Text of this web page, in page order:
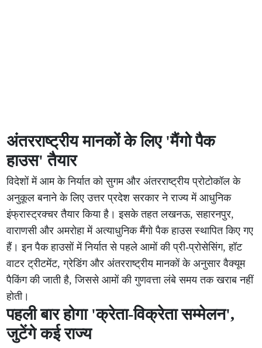
अंतरराष्ट्रीय मानकों के लिए 'मैंगो पैक
हाउस' तैयार
विदेशों में आम के निर्यात को सुगम और अंतरराष्ट्रीय प्रोटोकॉल के
अनुकूल बनाने के लिए उत्तर प्रदेश सरकार ने राज्य में आधुनिक
इंफ्रास्ट्रक्चर तैयार किया है। इसके तहत लखनऊ, सहारनपुर,
वाराणसी और अमरोहा में अत्याधुनिक मैंगो पैक हाउस स्थापित किए गए
हैं। इन पैक हाउसों में निर्यात से पहले आमों की प्री-प्रोसेसिंग, हॉट
वाटर ट्रीटमेंट, ग्रेडिंग और अंतरराष्ट्रीय मानकों के अनुसार वैक्यूम
पैकिंग की जाती है, जिससे आमों की गुणवत्ता लंबे समय तक खराब नहीं
होती।
पहली बार होगा 'क्रेता-विक्रेता सम्मेलन',
जुटेंगे कई राज्य